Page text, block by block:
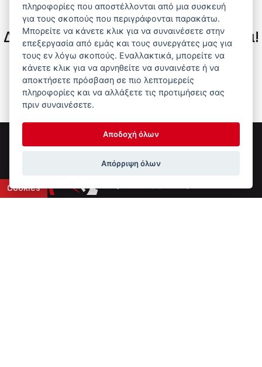
Cookies
Δεν υπάρχουν διαθέσιμα προϊόντα!
Αναζητήστε προϊόντα που σας ενδιαφέρουν ανά
κατηγορία ή προμηθευτή.
πληροφορίες που αποστέλλονται από μια συσκευή
για τους σκοπούς που περιγράφονται παρακάτω.
Μπορείτε να κάνετε κλικ για να συναινέσετε στην
επεξεργασία από εμάς και τους συνεργάτες μας για
τους εν λόγω σκοπούς. Εναλλακτικά, μπορείτε να
κάνετε κλικ για να αρνηθείτε να συναινέστε ή να
αποκτήσετε πρόσβαση σε πιο λεπτομερείς
πληροφορίες και να αλλάξετε τις προτιμήσεις σας
πριν συναινέσετε.
Αποδοχή όλων
Απόρριψη όλων